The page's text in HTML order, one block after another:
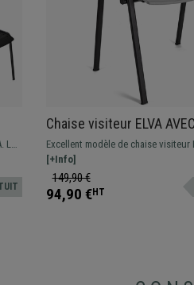
Chaise visiteur ELVA AVEC
ACCOUDOIRS, Empilable
Piétement Noir, Gris
Excellent modèle de chaise visiteur
ACCOUDOIRS. La chaise parfaite
recherchent un modèle résistant,
à utiliser.
[+Info]
149,90 €
94,90 €HT